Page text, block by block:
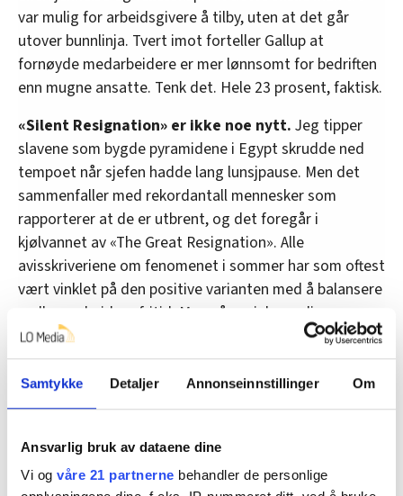
Samtykke Detaljer Annonseinnstillinger Om
Ansvarlig bruk av dataene dine
Vi og våre 21 partnerne behandler de personlige
var mulig for arbeidsgivere å tilby, uten at det går
utover bunnlinja. Tvert imot forteller Gallup at
fornøyde medarbeidere er mer lønnsomt for bedriften
enn mugne ansatte. Tenk det. Hele 23 prosent, faktisk.
«Silent Resignation» er ikke noe nytt. Jeg tipper
slavene som bygde pyramidene i Egypt skrudde ned
tempoet når sjefen hadde lang lunsjpause. Men det
sammenfaller med rekordantall mennesker som
rapporterer at de er utbrent, og det foregår i
kjølvannet av «The Great Resignation». Alle
avisskriveriene om fenomenet i sommer har som oftest
vært vinklet på den positive varianten med å balansere
mellom arbeid og fritid. Men på sosiale medier,
spesielt på TikTok, der fenomenet er blitt stort på liten
tid, kan man også få mange tips til hvordan man skal
få mer for mindre. Altså hvordan skulke med stor
suksess.
Uansett hva man kaller fenomenet, er både «The
Great Resignation» og «Silent Resignation» et
sunnhetstegn;mange revurderer nå sitt syn på